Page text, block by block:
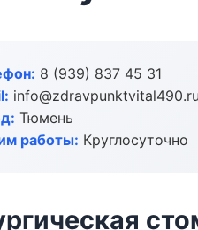
8 (939) 837 45 31
info@zdravpunktvital490.ru
Тюмень
работы: Круглосуточно